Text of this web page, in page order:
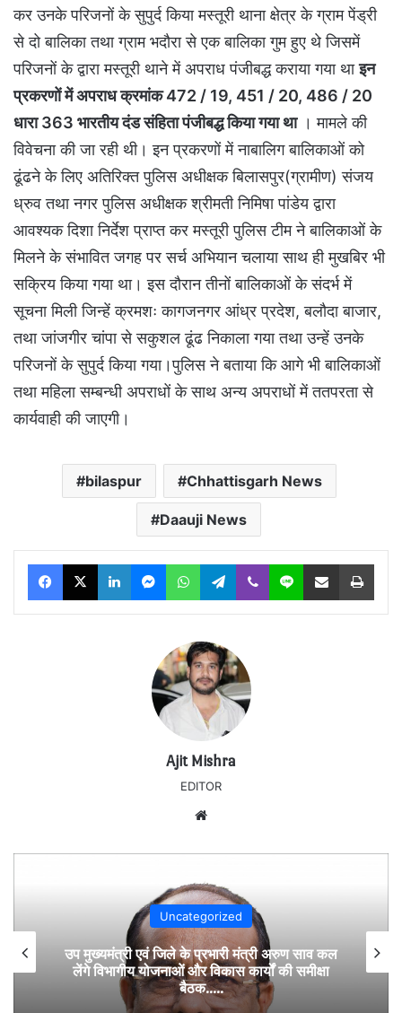
कर उनके परिजनों के सुपुर्द किया मस्तूरी थाना क्षेत्र के ग्राम पेंड्री
से दो बालिका तथा ग्राम भदौरा से एक बालिका गुम हुए थे जिसमें
परिजनों के द्वारा मस्तूरी थाने में अपराध पंजीबद्ध कराया गया थाइन
प्रकरणों में अपराध क्रमांक 472 / 19, 451 / 20, 486 / 20
धारा 363 भारतीय दंड संहिता पंजीबद्ध किया गया था। मामले की
विवेचना की जा रही थी। इन प्रकरणों में नाबालिग बालिकाओं को
ढूंढने के लिए अतिरिक्त पुलिस अधीक्षक बिलासपुर(ग्रामीण) संजय
ध्रुव तथा नगर पुलिस अधीक्षक श्रीमती निमिषा पांडेय द्वारा
आवश्यक दिशा निर्देश प्राप्त कर मस्तूरी पुलिस टीम ने बालिकाओं के
मिलने के संभावित जगह पर सर्च अभियान चलाया साथ ही मुखबिर भी
सक्रिय किया गया था। इस दौरान तीनों बालिकाओं के संदर्भ में
सूचना मिली जिन्हें क्रमशः कागजनगर आंध्र प्रदेश, बलौदा बाजार,
तथा जांजगीर चांपा से सकुशल ढूंढ निकाला गया तथा उन्हें उनके
परिजनों के सुपुर्द किया गया।पुलिस ने बताया कि आगे भी बालिकाओं
तथा महिला सम्बन्धी अपराधों के साथ अन्य अपराधों में ततपरता से
कार्यवाही की जाएगी।
bilaspur Chhattisgarh News
Daauji News
Facebook
X LinkedInMessengerWhatsAppTelegram
Viber Line Share via Email Print
Ajit Mishra
EDITOR
Uncategorized
उप मुख्यमंत्री एवं जिले के प्रभारी मंत्री अरुण साव कल
लेंगे विभागीय योजनाओं और विकास कार्यों की समीक्षा
बैठक…..